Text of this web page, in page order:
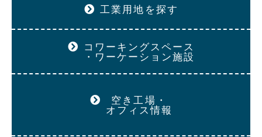
工業用地を探す
コワーキングスペース
・ワーケーション施設
空き工場・
オフィス情報